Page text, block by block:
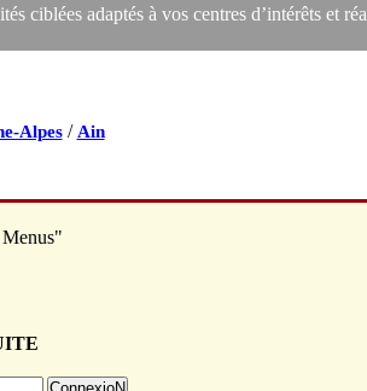
ciblées adaptés à vos centres d’intérêts et
Alpes/ Ain